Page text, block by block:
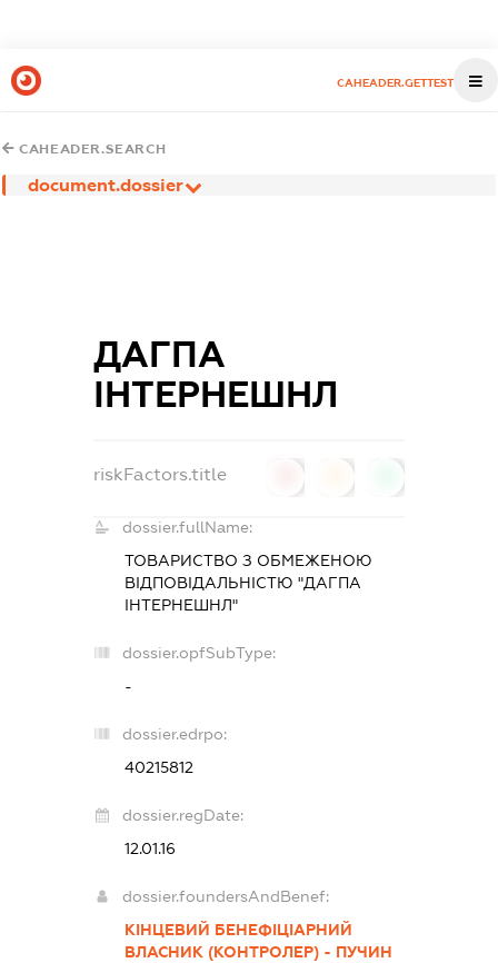
CAHEADER.GETTEST
CAHEADER.SEARCH
document.dossier
ДАГПА
ІНТЕРНЕШНЛ
riskFactors.title
dossier.fullName:
ТОВАРИСТВО З ОБМЕЖЕНОЮ
ВІДПОВІДАЛЬНІСТЮ "ДАГПА
ІНТЕРНЕШНЛ"
dossier.opfSubType:
-
dossier.edrpo:
40215812
dossier.regDate:
12.01.16
dossier.foundersAndBenef:
КІНЦЕВИЙ БЕНЕФІЦІАРНИЙ
ВЛАСНИК (КОНТРОЛЕР) - ПУЧИН